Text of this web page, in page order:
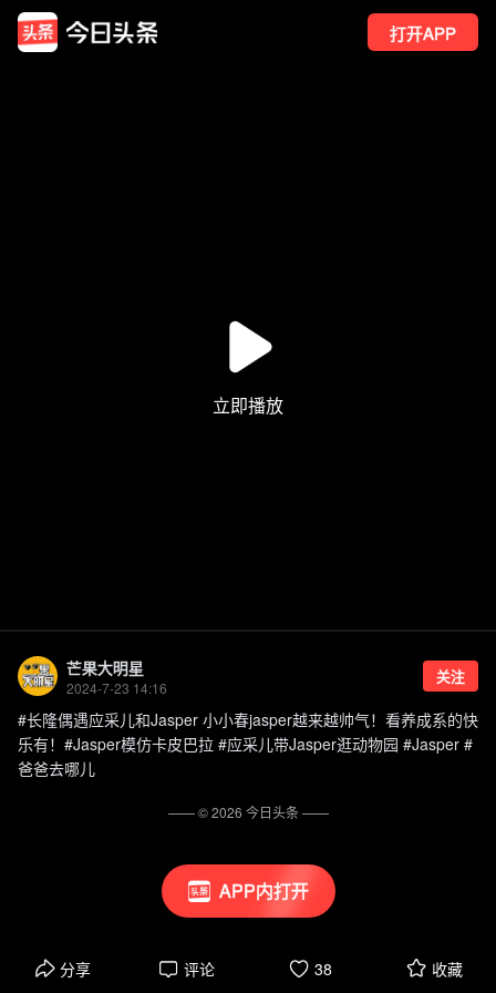
打开APP
APP内打开
芒果大明星
2024-7-23 14:16
关注
#长隆偶遇应采儿和Jasper 小小春jasper越来越帅气！看养成系的快
乐有！#Jasper模仿卡皮巴拉 #应采儿带Jasper逛动物园 #Jasper #
爸爸去哪儿
分享 评论 38 收藏
—— ©2026 今日头条——